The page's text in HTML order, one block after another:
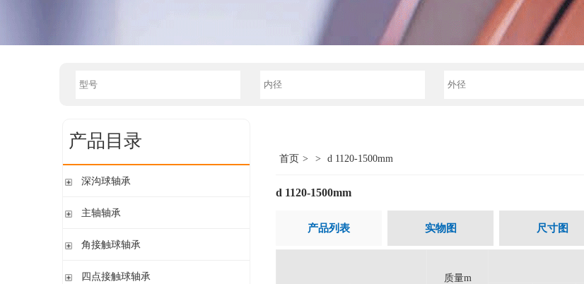
产品目录
深沟球轴承
单列开式
双列
主轴轴承
带钢球
带钢球 密封
角接触球轴承
单列开式或密封
四点接触球轴承
首页 > > d 1120-1500mm
d 1120-1500mm
产品列表 实物图 尺寸图
质量m